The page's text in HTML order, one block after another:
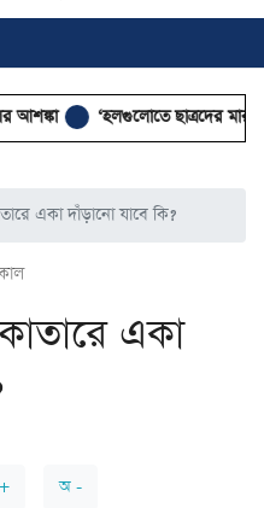
‘হলগুলোতে ছাত্রদের মারামারি
একা দাঁড়ানো যাবে কি?
একা
অ -